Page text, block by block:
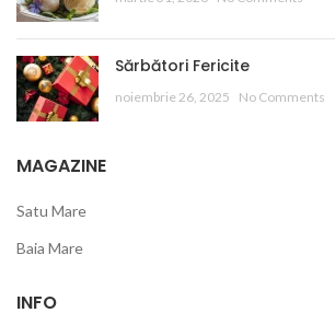
Sărbători Fericite
noiembrie 26, 2025 No Comments
MAGAZINE
Satu Mare
Baia Mare
INFO